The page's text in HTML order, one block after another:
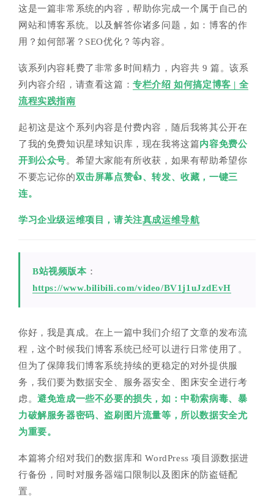
这是一篇非常系统的内容，帮助你完成一个属于自己的
网站和博客系统。以及解答你诸多问题，如：博客的作
用？如何部署？SEO优化？等内容。
该系列内容耗费了非常多时间精力，内容共 9 篇。该系
列内容介绍，请查看这篇：专栏介绍 如何搞定博客 | 全
流程实践指南
起初这是这个系列内容是付费内容，随后我将其公开在
了我的免费知识星球知识库，现在我将这篇内容免费公
开到公众号。希望大家能有所收获，如果有帮助希望你
不要忘记你的双击屏幕点赞👍、转发、收藏，一键三
连。
学习企业级运维项目，请关注真成运维导航
B站视频版本：
https://www.bilibili.com/video/BV1j1uJzdEvH
你好，我是真成。在上一篇中我们介绍了文章的发布流
程，这个时候我们博客系统已经可以进行日常使用了。
但为了保障我们博客系统持续的更稳定的对外提供服
务，我们要为数据安全、服务器安全、图床安全进行考
虑。避免造成一些不必要的损失，如：中勒索病毒、暴
力破解服务器密码、盗刷图片流量等，所以数据安全尤
为重要。
本篇将介绍对我们的数据库和 WordPress 项目源数据进
行备份，同时对服务器端口限制以及图床的防盗链配
置。